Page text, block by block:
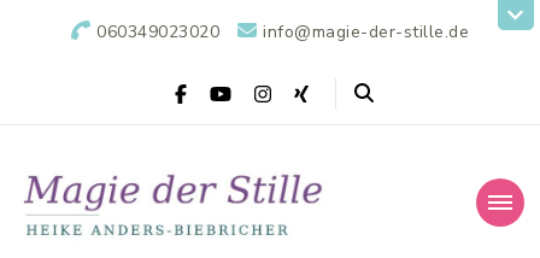
060349023020 info@magie-der-stille.de